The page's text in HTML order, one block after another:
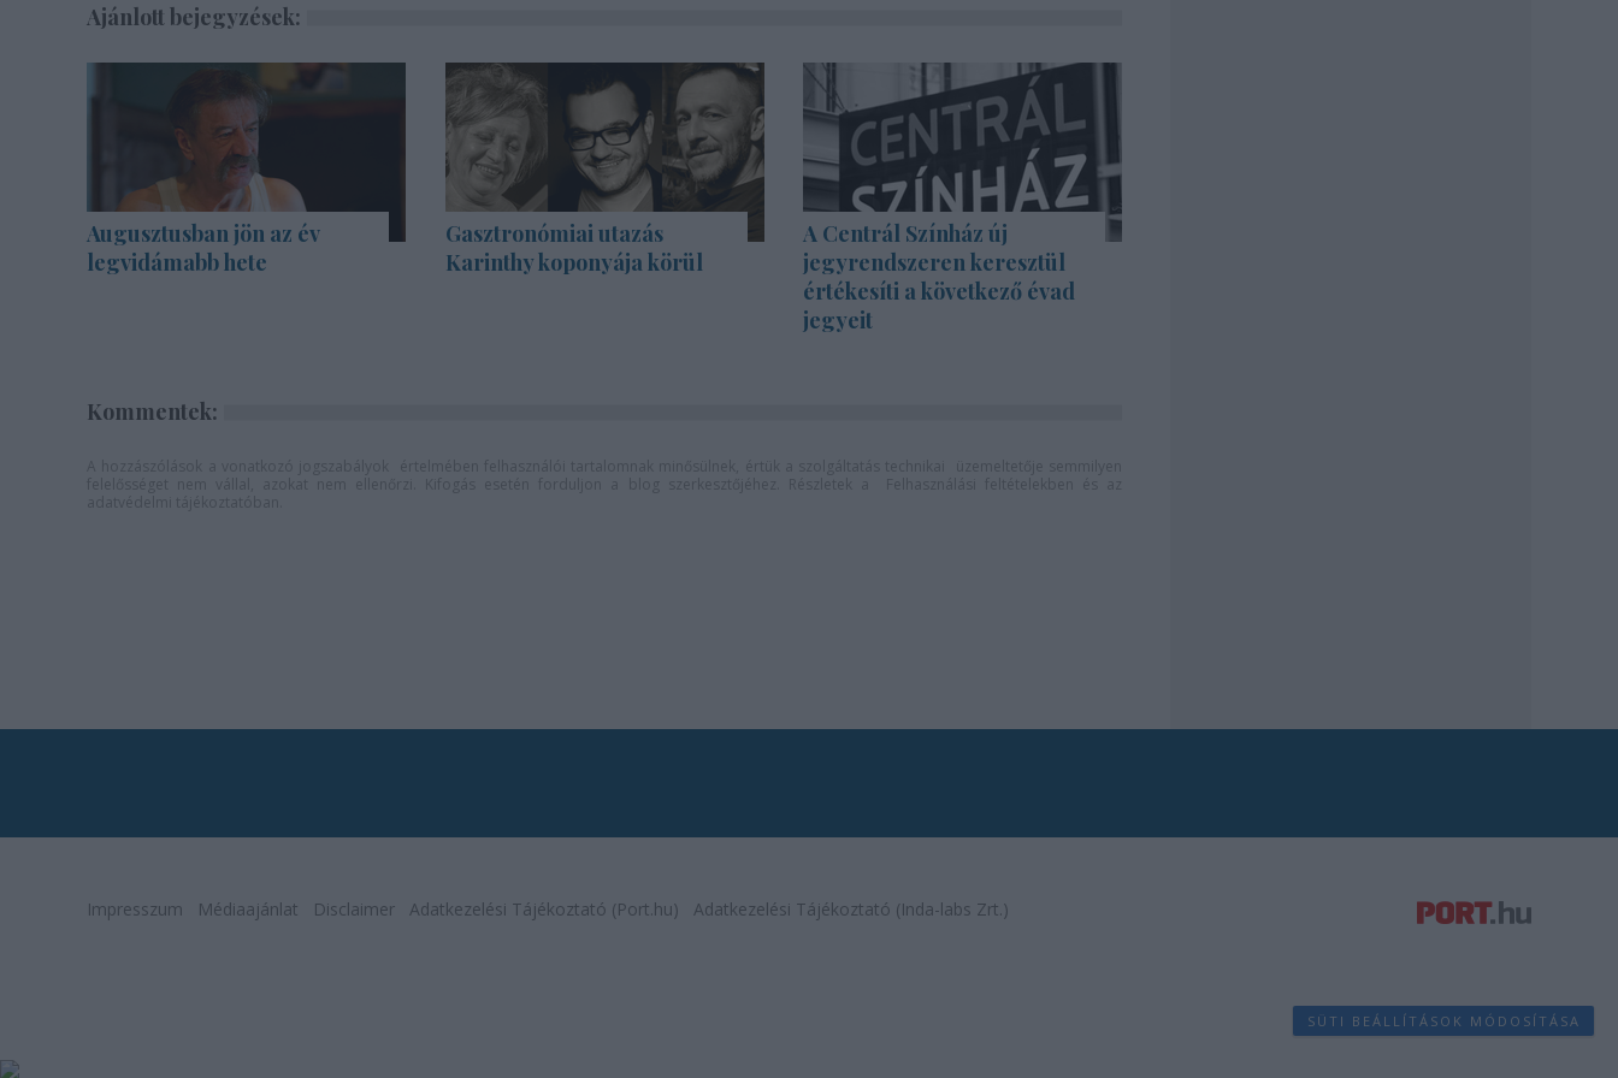
Ajánlott bejegyzések:
Augusztusban jön az év
legvidámabb hete
Gasztronómiai utazás
Karinthy koponyája körül
A Centrál Színház új
jegyrendszeren keresztül
értékesíti a következő évad
jegyeit
Kommentek:
Impresszum Médiaajánlat Disclaimer Adatkezelési Tájékoztató (Port.hu) Adatkezelési Tájékoztató (Inda-labs Zrt.)
SÜTI BEÁLLÍTÁSOK MÓDOSÍTÁSA